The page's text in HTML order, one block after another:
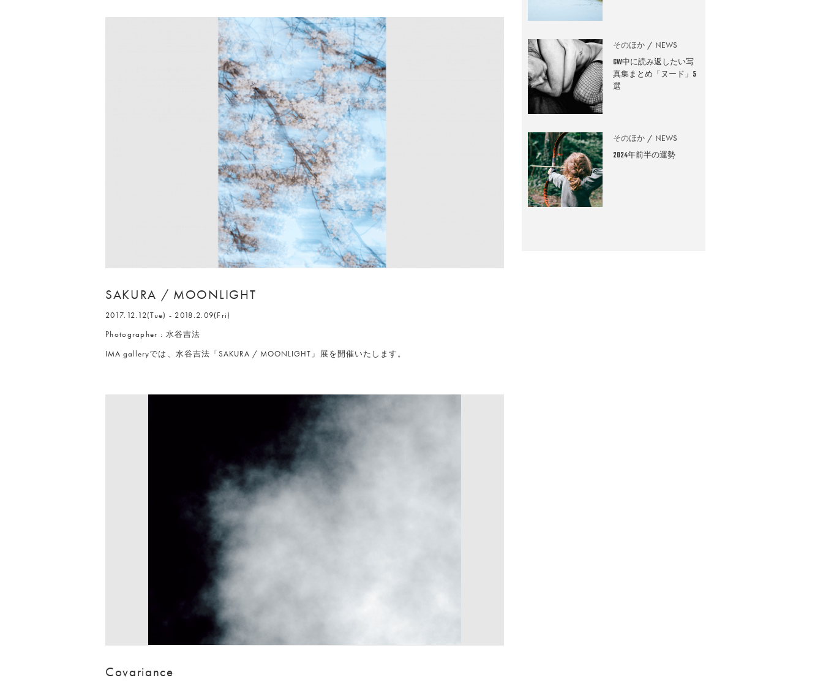
SAKURA / MOONLIGHT
2017.12.12(Tue) - 2018.2.09(Fri)
Photographer : 水谷吉法
IMA galleryでは、水谷吉法「SAKURA / MOONLIGHT」展を開催いたします。
Covariance
そのほか NEWS
GW中に読み返したい写
真集まとめ「ヌード」5
選
そのほか NEWS
2024年前半の運勢